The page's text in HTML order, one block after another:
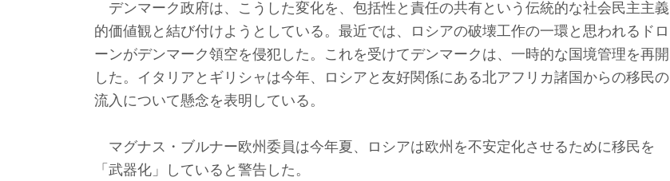
デンマーク政府は、こうした変化を、包括性と責任の共有という伝統的な社会民主主義
的価値観と結び付けようとしている。最近では、ロシアの破壊工作の一環と思われるドロ
ーンがデンマーク領空を侵犯した。これを受けてデンマークは、一時的な国境管理を再開
した。イタリアとギリシャは今年、ロシアと友好関係にある北アフリカ諸国からの移民の
流入について懸念を表明している。
マグナス・ブルナー欧州委員は今年夏、ロシアは欧州を不安定化させるために移民を
「武器化」していると警告した。